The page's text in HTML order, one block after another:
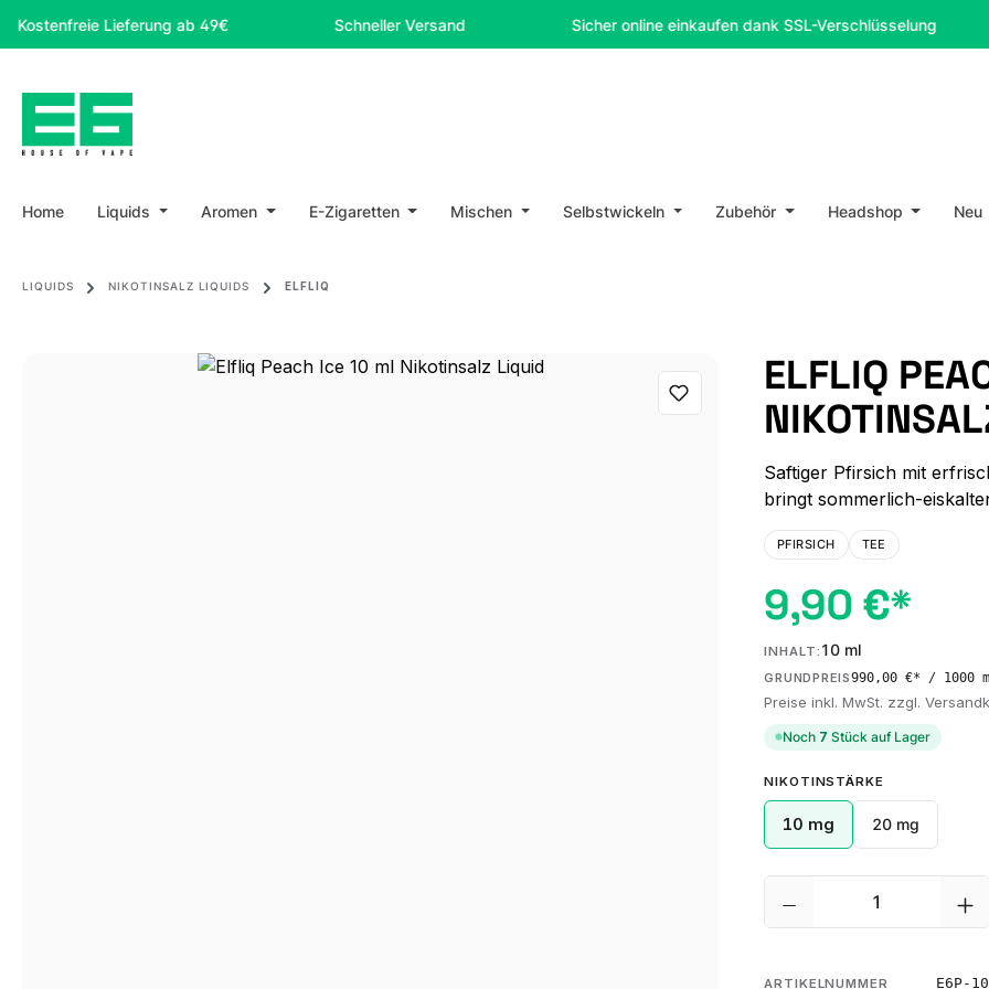
Hauptinhalt springen
Zur Suche springen
Zur Hauptnavigation springen
Lieferung ab 49€ Schneller Versand Sicher online einkaufen dank SSL-Verschlüsselung
Home Liquids Aromen E-Zigaretten Mischen Selbstwickeln Zubehör Headshop Neu
LIQUIDS NIKOTINSALZ LIQUIDS ELFLIQ
Bildergalerie überspringen
ELFLIQ
Saftiger Pfirsich mit
bringt sommerlich-
PFIRSICH TEE
9,90 €*
INHALT: 10 ml
GRUNDPREIS990,00 €* / 1000
Preise inkl. MwSt. zzgl.
Noch 7 Stück auf Lager
NIKOTINSTÄRKE
10 mg 20 mg
Produkt Anzahl:
ARTIKELNUMMER E6P-